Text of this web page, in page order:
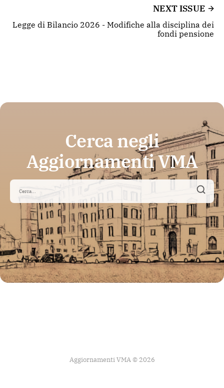
NEXT ISSUE
Legge di Bilancio 2026 - Modifiche alla disciplina dei
fondi pensione
Cerca negli
Aggiornamenti VMA
Aggiornamenti VMA © 2026